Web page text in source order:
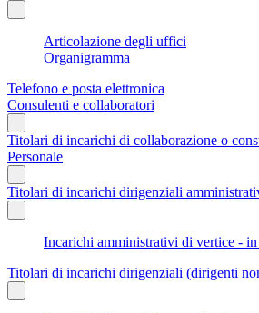
Articolazione degli uffici
Organigramma
Telefono e posta elettronica
Consulenti e collaboratori
Titolari di incarichi di collaborazione o
Personale
Titolari di incarichi dirigenziali
Incarichi amministrativi di vertice -
Titolari di incarichi dirigenziali (dirigenti